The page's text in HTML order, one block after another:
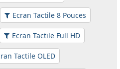
Ecran Tactile 8 Pouces
Ecran Tactile Full HD
Tactile OLED